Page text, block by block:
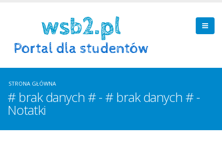
STRONA GŁÓWNA
# brak danych # - # brak danych # -
Notatki